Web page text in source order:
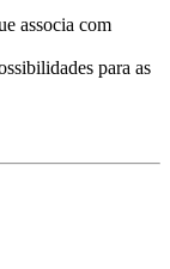
associa com
para as